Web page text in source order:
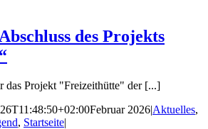
des Projekts
das Projekt "Freizeithütte" der [...]
Februar 2026|Aktuelles,
, Startseite|